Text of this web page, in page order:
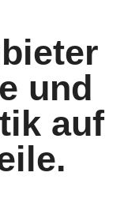
und
auf